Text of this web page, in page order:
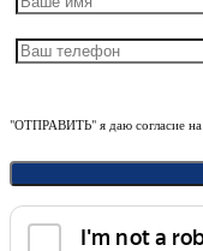
"ОТПРАВИТЬ" я даю согласие на